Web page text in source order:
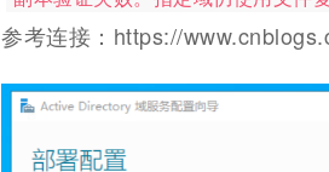
参考连接：https://